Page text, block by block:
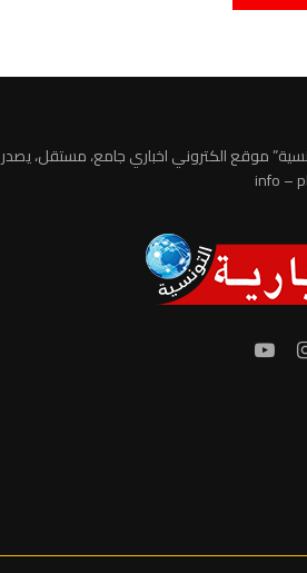
موقع الكتروني اخباري جامع، مستقل، يصدر